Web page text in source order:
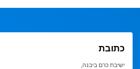
כתובת
ישיבת כרם ביבנה,